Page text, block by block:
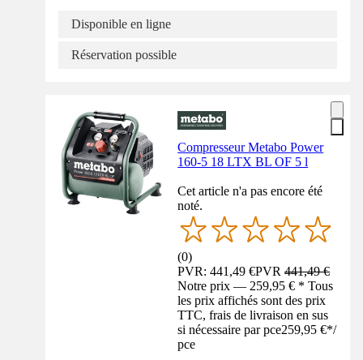
Disponible en ligne
Réservation possible
Compresseur Metabo Power
160-5 18 LTX BL OF 5 l
Cet article n'a pas encore été
noté.
(0)
PVR: 441,49 €PVR441,49 €
Notre prix — 259,95 € * Tous
les prix affichés sont des prix
TTC, frais de livraison en sus
si nécessaire par pce259,95 €*/
pce